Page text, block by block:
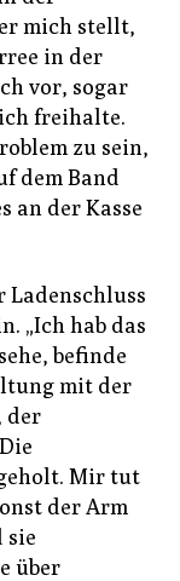
mich stellt,
in der
vor, sogar
freihalte.
zu sein,
dem Band
an der Kasse
Ladenschluss
„Ich hab das
befinde
mit der
der
Mir tut
der Arm
sie
über